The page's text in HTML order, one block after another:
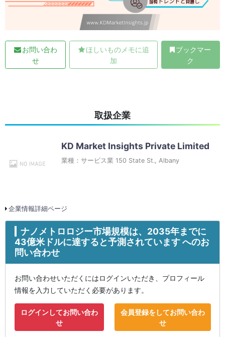
お問い合わ
せ
ほしいものメモに追
加
ブックマー
ク
取扱企業
KD Market Insights Private Limited
業種：サービス業 150 State St., Albany
企業情報詳細ページ
ナノメトロロジー市場規模は、2035年までに
43億米ドルに達すると予測されています へのお
問い合わせ
お問い合わせいただくにはログインいただき、プロフィール
情報を入力していただく必要があります。
ログインしてお問い合わ
せ
会員登録をしてお問い合わ
せ